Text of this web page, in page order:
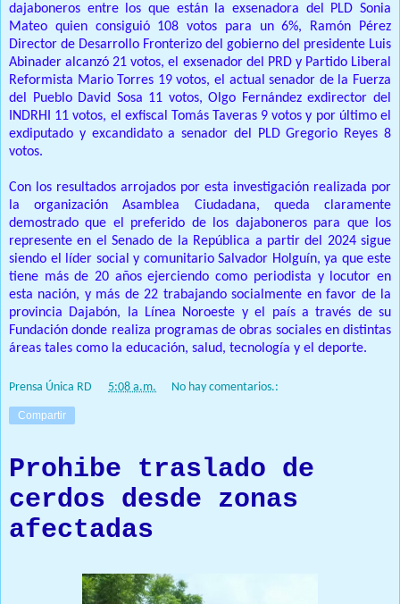
dajaboneros entre los que están la exsenadora del PLD Sonia
Mateo quien consiguió 108 votos para un 6%, Ramón Pérez
Director de Desarrollo Fronterizo del gobierno del presidente Luis
Abinader alcanzó 21 votos, el exsenador del PRD y Partido Liberal
Reformista Mario Torres 19 votos, el actual senador de la Fuerza
del Pueblo David Sosa 11 votos, Olgo Fernández exdirector del
INDRHI 11 votos, el exfiscal Tomás Taveras 9 votos y por último el
exdiputado y excandidato a senador del PLD Gregorio Reyes 8
votos.
Con los resultados arrojados por esta investigación realizada por
la organización Asamblea Ciudadana, queda claramente
demostrado que el preferido de los dajaboneros para que los
represente en el Senado de la República a partir del 2024 sigue
siendo el líder social y comunitario Salvador Holguín, ya que este
tiene más de 20 años ejerciendo como periodista y locutor en
esta nación, y más de 22 trabajando socialmente en favor de la
provincia Dajabón, la Línea Noroeste y el país a través de su
Fundación donde realiza programas de obras sociales en distintas
áreas tales como la educación, salud, tecnología y el deporte.
Prensa Única RD 5:08 a.m. No hay comentarios.:
Compartir
Prohibe traslado de
cerdos desde zonas
afectadas